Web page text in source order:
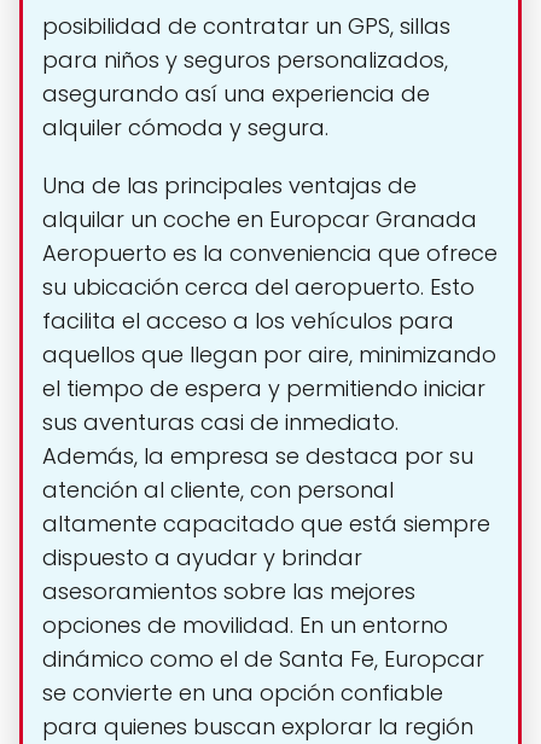
posibilidad de contratar un GPS, sillas
para niños y seguros personalizados,
asegurando así una experiencia de
alquiler cómoda y segura.
Una de las principales ventajas de
alquilar un coche en Europcar Granada
Aeropuerto es la conveniencia que ofrece
su ubicación cerca del aeropuerto. Esto
facilita el acceso a los vehículos para
aquellos que llegan por aire, minimizando
el tiempo de espera y permitiendo iniciar
sus aventuras casi de inmediato.
Además, la empresa se destaca por su
atención al cliente, con personal
altamente capacitado que está siempre
dispuesto a ayudar y brindar
asesoramientos sobre las mejores
opciones de movilidad. En un entorno
dinámico como el de Santa Fe, Europcar
se convierte en una opción confiable
para quienes buscan explorar la región